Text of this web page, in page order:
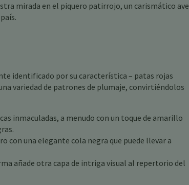
mirada en el piquero patirrojo, un carismático ave
identificado por su característica – patas rojas
variedad de patrones de plumaje, convirtiéndolos
inmaculadas, a menudo con un toque de amarillo
con una elegante cola negra que puede llevar a
añade otra capa de intriga visual al repertorio del